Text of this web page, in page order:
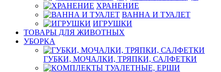
ХРАНЕНИЕ
ВАННА И ТУАЛЕТ
ИГРУШКИ
ТОВАРЫ ДЛЯ ЖИВОТНЫХ
УБОРКА
ГУБКИ, МОЧАЛКИ, ТРЯПКИ, САЛФЕТКИ